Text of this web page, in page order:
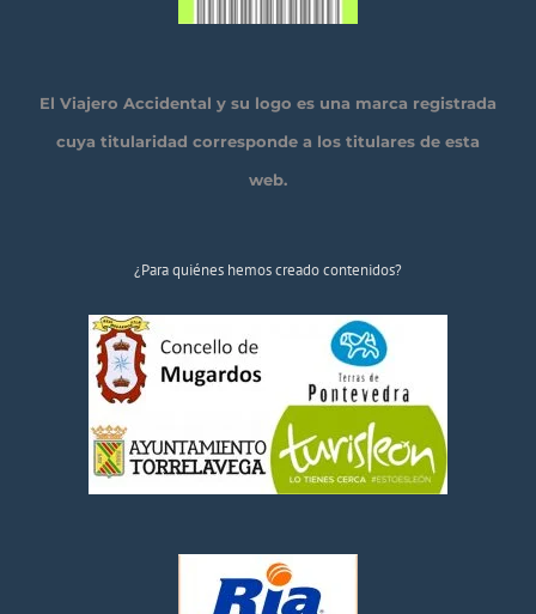
El Viajero Accidental y su logo es una marca registrada
cuya titularidad corresponde a los titulares de esta
web.
¿Para quiénes hemos creado contenidos?